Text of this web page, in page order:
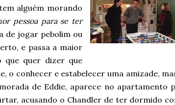
alguém morando
pessoa para se ter
de jogar pebolim ou
e passa a maior
que quer dizer que
o conhecer e estabelecer uma amizade,
de Eddie, aparece no apartamento
acusando o Chandler de ter dormido